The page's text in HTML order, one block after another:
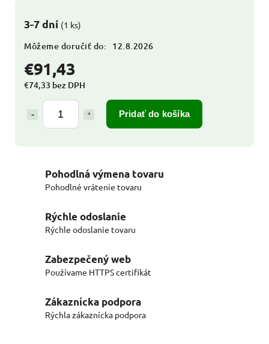
€91,43
€74,33 bez DPH
Pridať do košíka
3-7 dní (1 ks)
Môžeme doručiť do: 12.8.2026
Pohodlná výmena tovaru
Pohodlné vrátenie tovaru
Rýchle odoslanie
Rýchle odoslanie tovaru
Zabezpečený web
Používame HTTPS certifikát
Zákaznícka podpora
Rýchla zákaznícka podpora